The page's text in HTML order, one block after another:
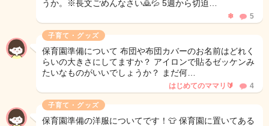
うか。※長文ごめんなさい🙇💦 5週から切迫…
❄ 5
子育て・グッズ
保育園準備について 布団や布団カバーのお名前はどれく
らいの大きさにしてますか？ アイロンで貼るゼッケンみ
たいなものがいいでしょうか？ まだ何…
はじめてのママリ🔰 4
子育て・グッズ
保育園準備の洋服についてです！👕 保育園に置いてある